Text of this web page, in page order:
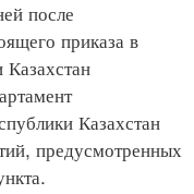
после
приказа в
Казахстан
предусмотренных